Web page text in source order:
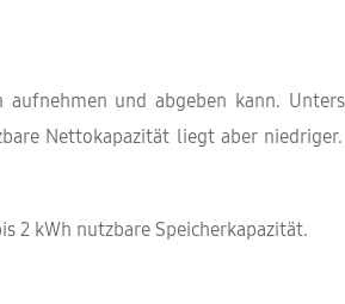
und abgeben kann.
Nettokapazität liegt aber
2 kWh nutzbare Speicherkapazität.